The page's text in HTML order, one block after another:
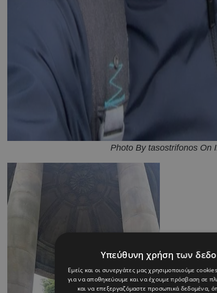
Photo By tasostrifonos On
Υπεύθυνη χρήση των
Εμείς και οι συνεργάτες μας χρησιμοποιούμε
για να αποθηκεύουμε και να έχουμε πρόσβαση σε
και να επεξεργαζόμαστε προσωπικά δεδομένα,